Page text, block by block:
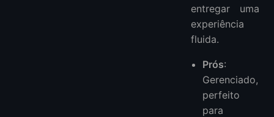
entregar uma
experiência
fluida.
Prós:
Gerenciado,
perfeito
para